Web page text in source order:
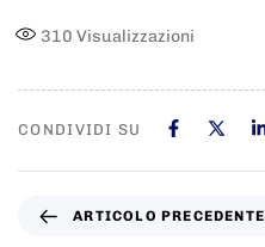
310 Visualizzazioni
CONDIVIDI SU
ARTICOLO PRECEDENTE